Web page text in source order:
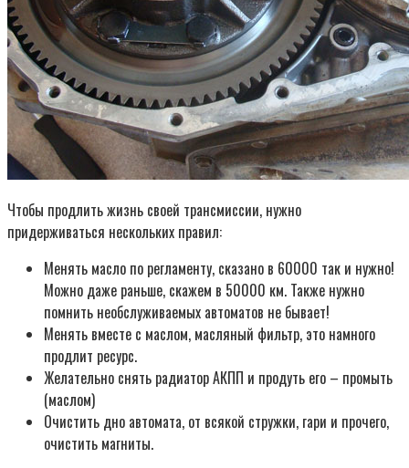
Чтобы продлить жизнь своей трансмиссии, нужно
придерживаться нескольких правил:
Менять масло по регламенту, сказано в 60000 так и нужно!
Можно даже раньше, скажем в 50000 км. Также нужно
помнить необслуживаемых автоматов не бывает!
Менять вместе с маслом, масляный фильтр, это намного
продлит ресурс.
Желательно снять радиатор АКПП и продуть его – промыть
(маслом)
Очистить дно автомата, от всякой стружки, гари и прочего,
очистить магниты.